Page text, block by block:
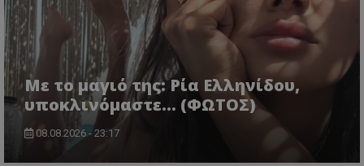
Με το μαγιό της: Ρία Ελληνίδου,
υποκλινόμαστε… (ΦΩΤΟΣ)
08.08.2026 - 23:17